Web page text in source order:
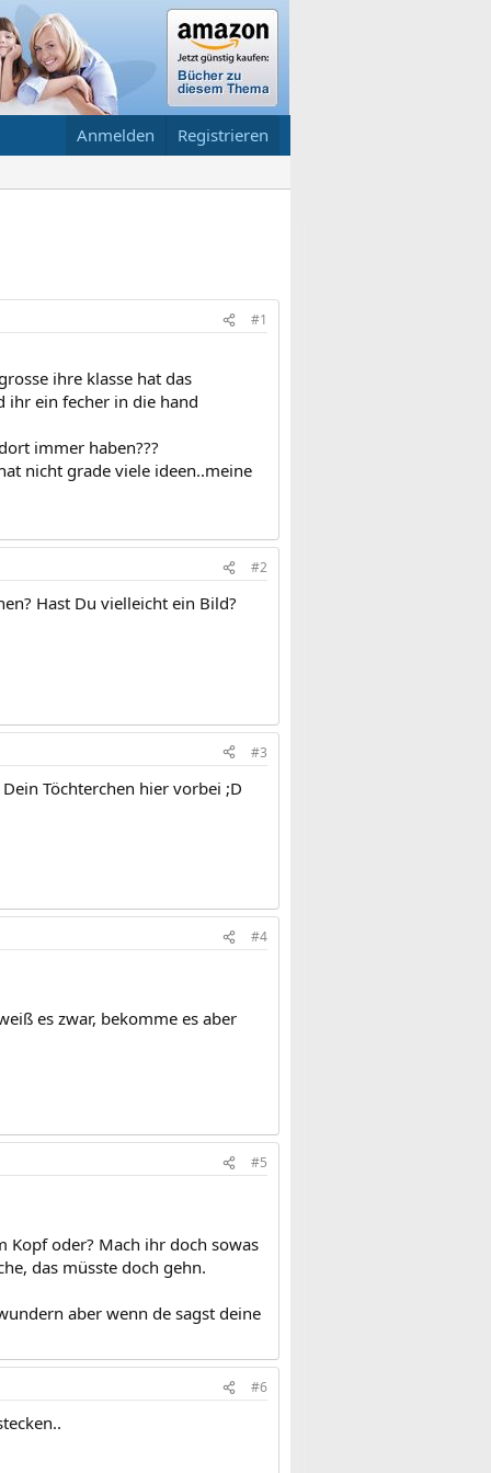
Anmelden Registrieren
#1
ihre klasse hat das
ihr ein fecher in die hand
immer haben???
nicht grade viele ideen..meine
#2
Hast Du vielleicht ein Bild?
#3
Töchterchen hier vorbei ;D
#4
es zwar, bekomme es aber
#5
Kopf oder? Mach ihr doch sowas
das müsste doch gehn.
aber wenn de sagst deine
#6